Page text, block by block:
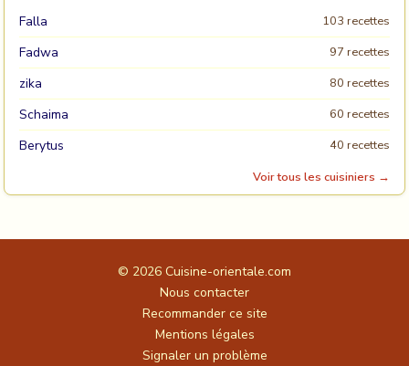
Falla 103 recettes
Fadwa 97 recettes
zika 80 recettes
Schaima 60 recettes
Berytus
40 recettes
Voir tous les cuisiniers →
© 2026 Cuisine-orientale.com
Nous contacter
Recommander ce site
Mentions légales
Signaler un problème